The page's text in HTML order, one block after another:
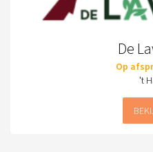
De
Op
't